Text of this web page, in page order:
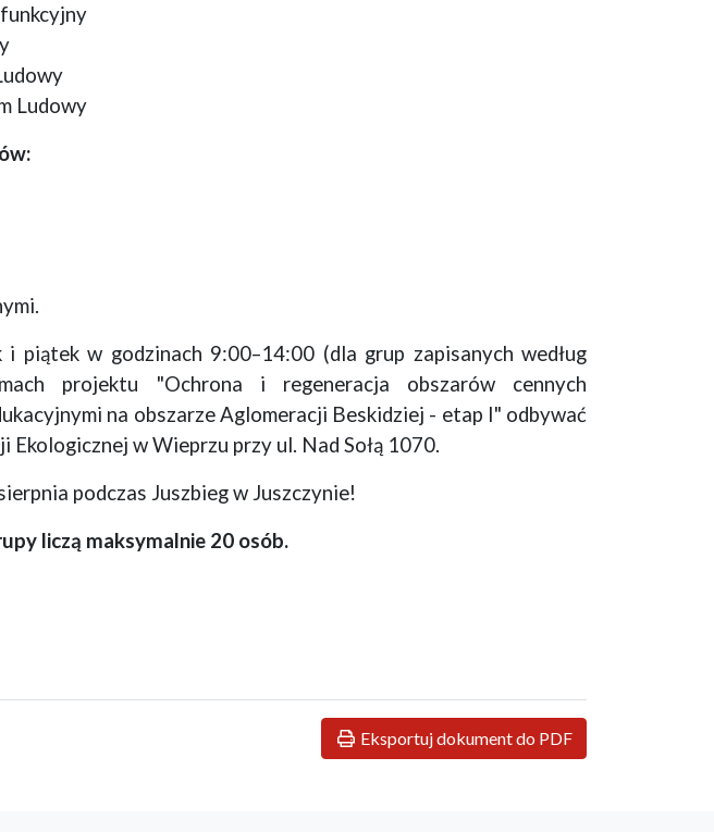
Ludowy
piątek w godzinach 9:00–14:00 (dla grup zapisanych według
projektu "Ochrona i regeneracja obszarów cennych
na obszarze Aglomeracji Beskidziej - etap I" odbywać
Ekologicznej w Wieprzu przy ul. Nad Sołą 1070.
podczas Juszbieg w Juszczynie!
liczą maksymalnie 20 osób.
Eksportuj dokument do PDF